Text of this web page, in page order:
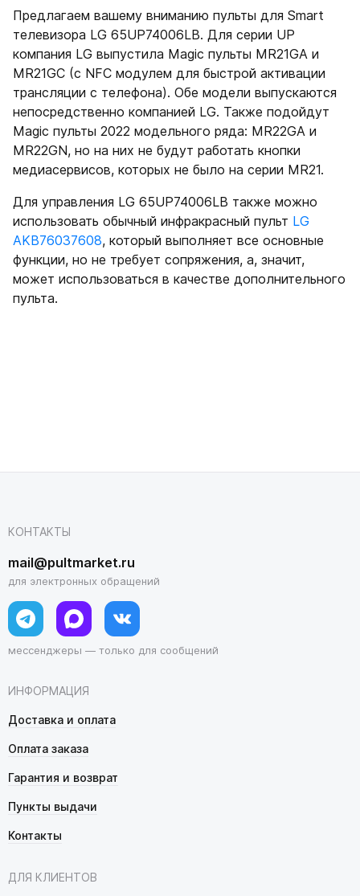
Предлагаем вашему вниманию пульты для Smart
телевизора LG 65UP74006LB. Для серии UP
компания LG выпустила Magic пульты MR21GA и
MR21GC (с NFC модулем для быстрой активации
трансляции с телефона). Обе модели выпускаются
непосредственно компанией LG. Также подойдут
Magic пульты 2022 модельного ряда: MR22GA и
MR22GN, но на них не будут работать кнопки
медиасервисов, которых не было на серии MR21.
Для управления LG 65UP74006LB также можно
использовать обычный инфракрасный пульт LG
AKB76037608, который выполняет все основные
функции, но не требует сопряжения, а, значит,
может использоваться в качестве дополнительного
пульта.
ИНФОРМАЦИЯ
Доставка и оплата
Оплата заказа
Гарантия и возврат
Пункты выдачи
Контакты
ДЛЯ КЛИЕНТОВ
КОНТАКТЫ
mail@pultmarket.ru
для электронных обращений
мессенджеры — только для сообщений